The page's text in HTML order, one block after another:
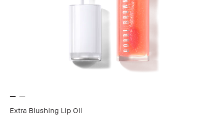
Extra Blushing Lip Oil